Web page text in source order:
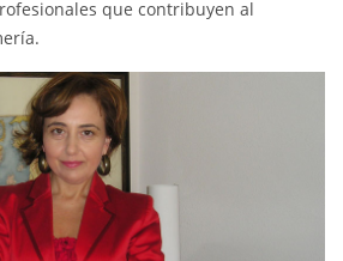
que contribuyen al